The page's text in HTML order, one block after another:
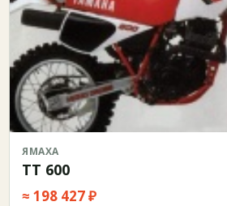
ЯМАХА
TT 600
≈ 198 427 ₽